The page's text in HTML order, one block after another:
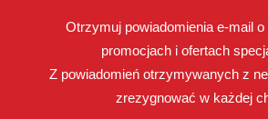
Otrzymuj powiadomienia e-mail
promocjach i ofertach
Z powiadomień otrzymywanych z
zrezygnować w każdej